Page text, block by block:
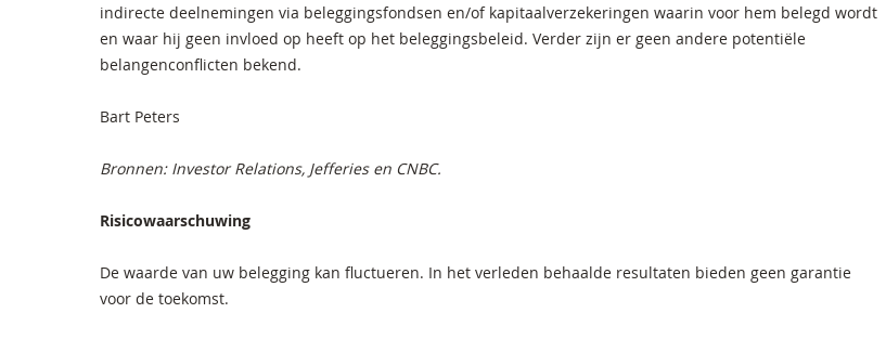
indirecte deelnemingen via beleggingsfondsen en/of kapitaalverzekeringen waarin voor hem belegd wordt
en waar hij geen invloed op heeft op het beleggingsbeleid. Verder zijn er geen andere potentiële
belangenconflicten bekend.
Bart Peters
Bronnen: Investor Relations, Jefferies en CNBC.
Risicowaarschuwing
De waarde van uw belegging kan fluctueren. In het verleden behaalde resultaten bieden geen garantie
voor de toekomst.